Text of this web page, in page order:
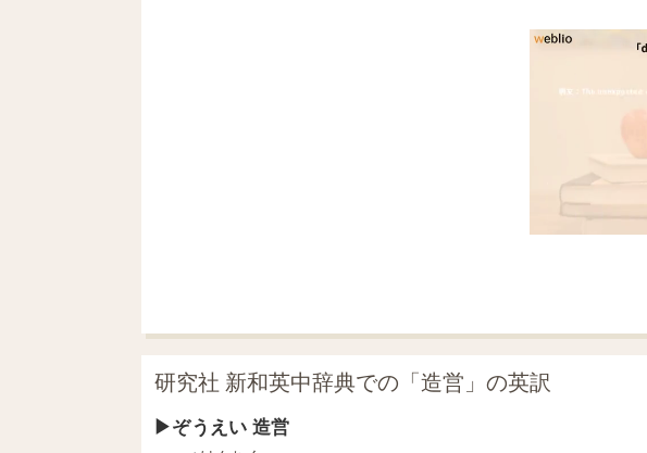
研究社 新和英中辞典での「造営」の英訳
ぞうえい 造営